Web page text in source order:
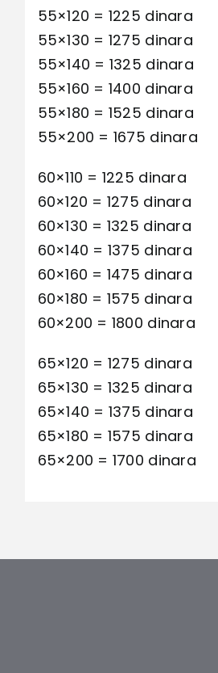
55×120 = 1225 dinara
55×130 = 1275 dinara
55×140 = 1325 dinara
55×160 = 1400 dinara
55×180 = 1525 dinara
55×200 = 1675 dinara
60×110 = 1225 dinara
60×120 = 1275 dinara
60×130 = 1325 dinara
60×140 = 1375 dinara
60×160 = 1475 dinara
60×180 = 1575 dinara
60×200 = 1800 dinara
65×120 = 1275 dinara
65×130 = 1325 dinara
65×140 = 1375 dinara
65×180 = 1575 dinara
65×200 = 1700 dinara